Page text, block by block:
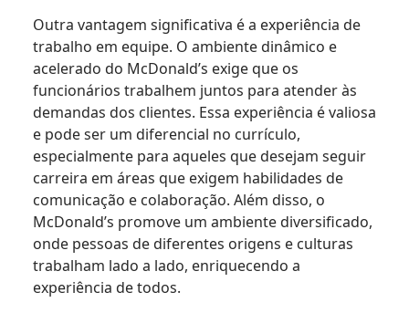
Outra vantagem significativa é a experiência de
trabalho em equipe. O ambiente dinâmico e
acelerado do McDonald’s exige que os
funcionários trabalhem juntos para atender às
demandas dos clientes. Essa experiência é valiosa
e pode ser um diferencial no currículo,
especialmente para aqueles que desejam seguir
carreira em áreas que exigem habilidades de
comunicação e colaboração. Além disso, o
McDonald’s promove um ambiente diversificado,
onde pessoas de diferentes origens e culturas
trabalham lado a lado, enriquecendo a
experiência de todos.